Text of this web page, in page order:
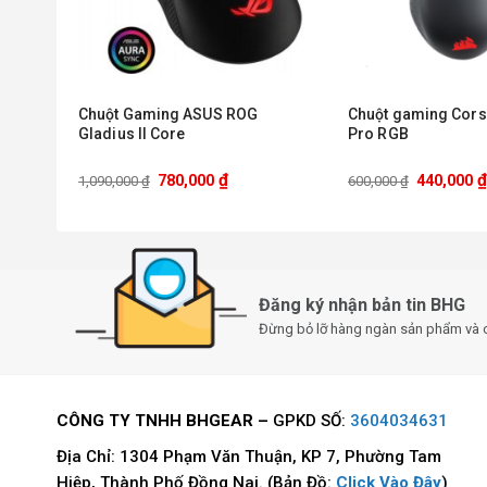
Polling Rate
Up to 8000Hz
Onboard Memory
Có
Razer Mouse
Loại pin
Pin sạc
Razer
Razer
Chuột Gaming ASUS ROG
Gladius II Core
1,090,000₫ 780,000 ₫
Chuột gaming
Pro RGB
600,000₫ 440,000 ₫
Đăng ký nhận bản tin BHG
Đừng bỏ lỡ hàng ngàn sản phẩm và
CÔNG TY TNHH BHGEAR – GPKD SỐ: 3604034631
Địa Chỉ: 1304 Phạm Văn Thuận, KP 7, Phường Tam
Hiệp, Thành Phố Đồng Nai. (Bản Đồ: Click Vào Đây)